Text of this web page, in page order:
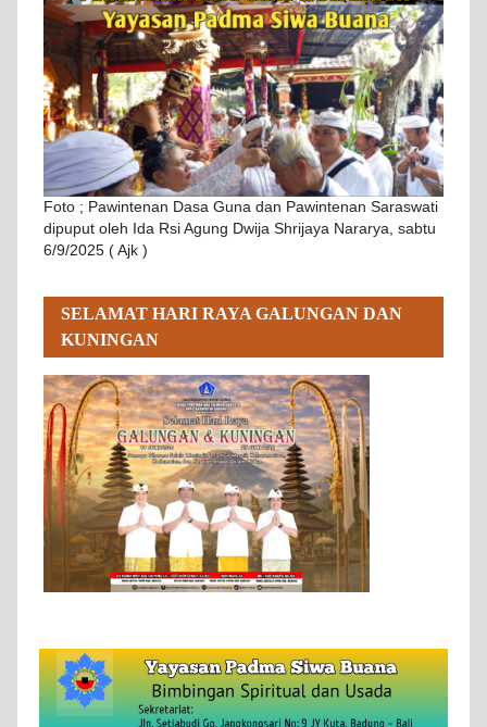
Foto ; Pawintenan Dasa Guna dan Pawintenan Saraswati
dipuput oleh Ida Rsi Agung Dwija Shrijaya Nararya, sabtu
6/9/2025 ( Ajk )
SELAMAT HARI RAYA GALUNGAN DAN
KUNINGAN